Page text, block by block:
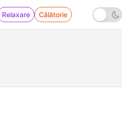
Relaxare Călătorie